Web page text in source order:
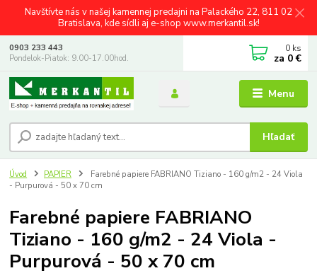
Navštívte nás v našej kamennej predajni na Palackého 22, 811 02
Bratislava, kde sídli aj e-shop www.merkantil.sk!
Menu
Hľadať
0903 233 443
Pondelok-Piatok: 9.00-17.00hod.
0 ks
za 0 €
Úvod PAPIER
Farebné papiere FABRIANO Tiziano - 160 g/m2 - 24 Viola
- Purpurová - 50 x 70 cm
Farebné papiere FABRIANO
Tiziano - 160 g/m2 - 24 Viola -
Purpurová - 50 x 70 cm